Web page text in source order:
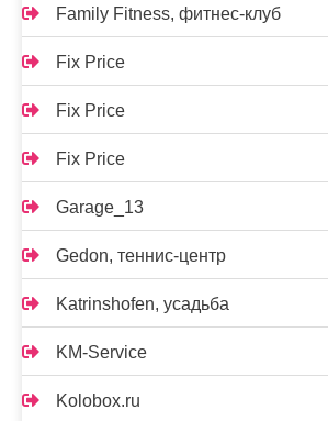
Family Fitness, фитнес-клуб
Fix Price
Fix Price
Fix Price
Garage_13
Gedon, теннис-центр
Katrinshofen, усадьба
KM-Service
Kolobox.ru